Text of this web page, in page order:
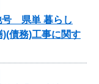
号 県単 暮らし
債務)工事に関す